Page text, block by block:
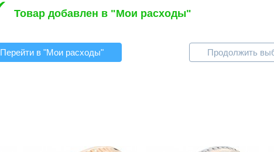
Товар добавлен в "Мои расходы"
Перейти в "Мои расходы" Продолжить